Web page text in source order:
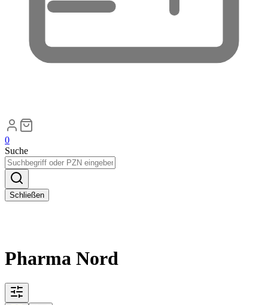
0
Suche
Schließen
Pharma Nord